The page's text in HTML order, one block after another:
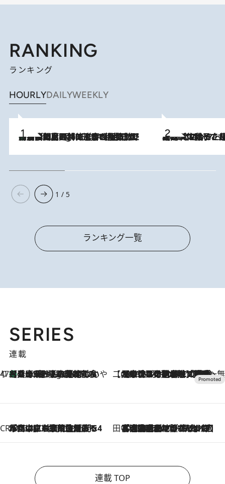
RANKING
ランキング
HOURLYDAILYWEEKLY
8 Hours Ago
「最後に見られてよかった」上野動物園の東園パンダ舎が解体前に特別公開。8月16日まで延長されたパネル展と共に辿る“半世紀”のパンダ飼育《解体工事の図面あり》 2026.8.5
【阿川佐和子さんの年とる力】なぜ70代で始めた趣味は“こんなに楽しい”のか？ ピアノ、俳句…スランプに陥っても続けられる“ある秘訣”とは
1 / 5
ランキング一覧
SERIES
連載
47都道府県の手みやげ ひんやりスイーツで夏を満喫
8 Hours Ago
【兵庫県】この夏絶対食べたい 冷やしておいしいおやつ3選 淡路島の恵みをジェラートに集約 【CREA×星野リゾート】唯一無二。癒しと発見が待つ場所へ
2026.8.7
【トンボの足水浴】ヒノキの香りに包まれて涼感マックス！約13℃の湧水かけ流しを避暑地「星野温泉 トンボの湯」で体験
CREA'S CHOICE
2026.8.7
「立川にも歌舞伎があるんだよ」 片岡仁左衛門・市川中車ら豪華座組みで4年目の立川立飛歌舞伎へ 田中稲の勝手に再ブーム
2026.8.7
「湘南乃風に憧れて」観客大盛上がりの“タオル回し”に、ラッパー顔負けの高速歌唱まで…さだまさし（74）のアグレッシブすぎる現在地
連載 TOP